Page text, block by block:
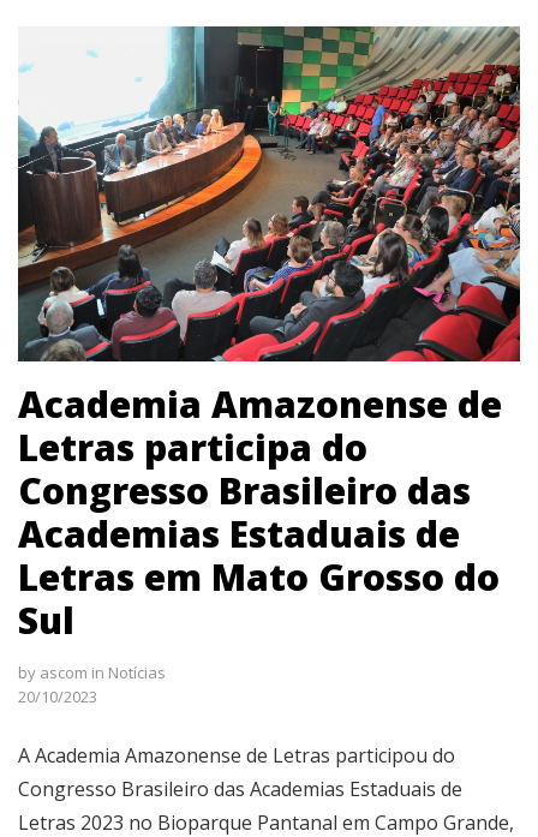
Academia Amazonense de
Letras participa do
Congresso Brasileiro das
Academias Estaduais de
Letras em Mato Grosso do
Sul
by ascom in Notícias
20/10/2023
A Academia Amazonense de Letras participou do
Congresso Brasileiro das Academias Estaduais de
Letras 2023 no Bioparque Pantanal em Campo Grande,